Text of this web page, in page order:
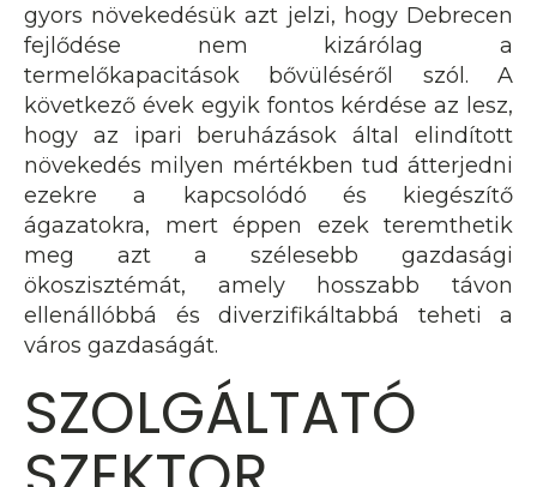
gyors növekedésük azt jelzi, hogy Debrecen
fejlődése nem kizárólag a
termelőkapacitások bővüléséről szól. A
következő évek egyik fontos kérdése az lesz,
hogy az ipari beruházások által elindított
növekedés milyen mértékben tud átterjedni
ezekre a kapcsolódó és kiegészítő
ágazatokra, mert éppen ezek teremthetik
meg azt a szélesebb gazdasági
ökoszisztémát, amely hosszabb távon
ellenállóbbá és diverzifikáltabbá teheti a
város gazdaságát.
SZOLGÁLTATÓ